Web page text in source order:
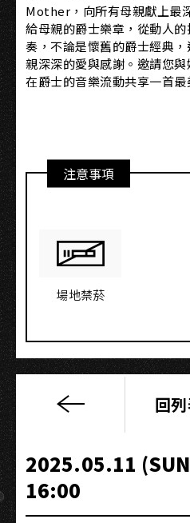
Mother，向所有母親獻上最
給母親的爵士樂章，從動人
奏，不論是懷舊的爵士經典
親深深的愛與感謝。邀請您與
在爵士的音樂流動共享一首最
注意事項
場地禁菸
李
鈞
吉
他
三
回
2025.05.11
16:00